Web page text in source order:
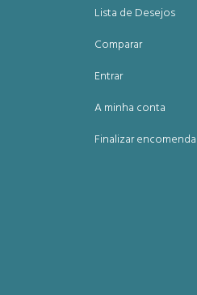
Lista de Desejos
Comparar
Entrar
A minha conta
Finalizar encomenda